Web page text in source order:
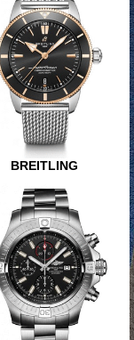
BREITLING